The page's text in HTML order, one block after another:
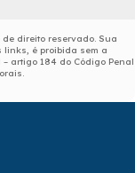
de direito reservado. Sua
links, é proibida sem a
artigo 184 do Código Penal
.